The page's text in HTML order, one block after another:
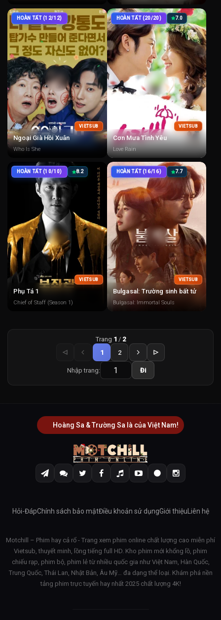
HOÀN TẤT (12/12)
VIETSUB
Ngoại Già Hồi Xuân
Who Is She
HOÀN TẤT (20/20) 7.0
VIETSUB
Cơn Mưa Tình Yêu
Love Rain
HOÀN TẤT (10/10) 8.2
VIETSUB
Phụ Tá 1
Chief of Staff (Season 1)
HOÀN TẤT (16/16) 7.7
VIETSUB
Bulgasal: Trường sinh bất tử
Bulgasal: Immortal Souls
Trang 1 / 2
1
2
Nhập trang: Đi
Hoàng Sa & Trường Sa là của Việt Nam!
Hỏi-ĐápChính sách bảo mậtĐiều khoản sử dụngGiới thiệuLiên hệ
Motchill – Phim hay cả rổ - Trang xem phim online chất lượng cao miễn phí
Vietsub, thuyết minh, lồng tiếng full HD. Kho phim mới khổng lồ, phim
chiếu rạp, phim bộ, phim lẻ từ nhiều quốc gia như Việt Nam, Hàn Quốc,
Trung Quốc, Thái Lan, Nhật Bản, Âu Mỹ… đa dạng thể loại. Khám phá nền
tảng phim trực tuyến hay nhất 2025 chất lượng 4K!